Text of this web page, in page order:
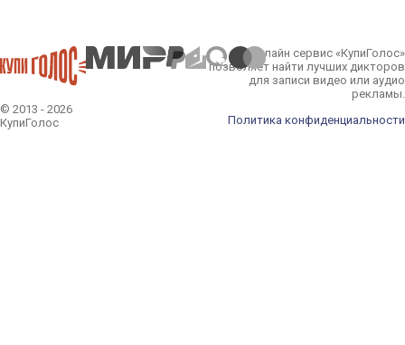
© 2013 - 2026
КупиГолос
Онлайн сервис «КупиГолос»
позволяет найти лучших дикторов
для записи видео или аудио
рекламы.
Политика конфиденциальности